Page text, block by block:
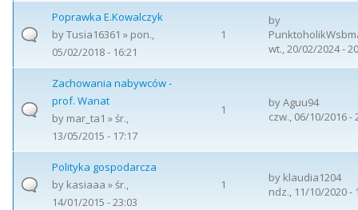
Poprawka E.Kowalczyk
byTusia16361 » pon.,
05/02/2018 - 16:21
1
by
wt., 20/02/2024 -
Zachowania nabywców -
prof. Wanat
by mar_ta1 » śr.,
13/05/2015 - 17:17
1 byAguu94
czw., 06/10/2016 -
Polityka gospodarcza
by kasiaaa » śr.,
14/01/2015 - 23:03
1 by klaudia1204
ndz., 11/10/2020 -